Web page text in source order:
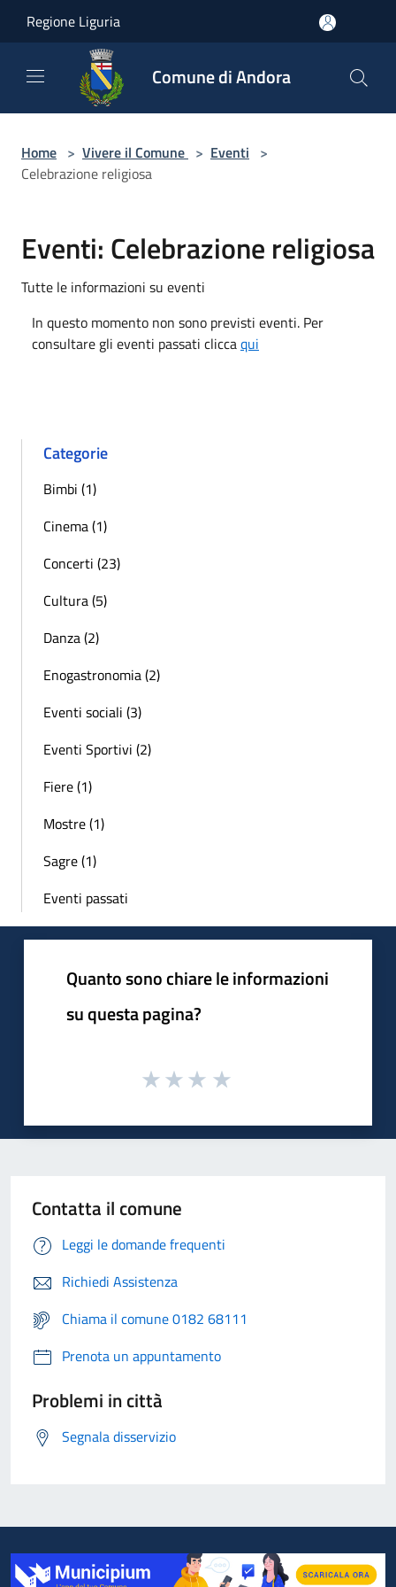
Regione Liguria
Comune di Andora
Home > Vivere il Comune > Eventi >
Celebrazione religiosa
Eventi: Celebrazione religiosa
Tutte le informazioni su eventi
In questo momento non sono previsti eventi. Per
consultare gli eventi passati cliccaqui
Categorie
Bimbi (1)
Cinema (1)
Concerti (23)
Cultura (5)
Danza (2)
Enogastronomia (2)
Eventi sociali (3)
Eventi Sportivi (2)
Fiere (1)
Mostre (1)
Sagre (1)
Eventi passati
Quanto sono chiare le informazioni
su questa pagina?
Contatta il comune
Leggi le domande frequenti
Richiedi Assistenza
Chiama il comune 0182 68111
Prenota un appuntamento
Problemi in città
Segnala disservizio